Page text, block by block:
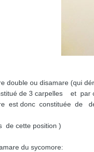
ou disamare (qui
de 3 carpelles et par
donc constituée de
arrondi situé à
de cette position )
du sycomore: